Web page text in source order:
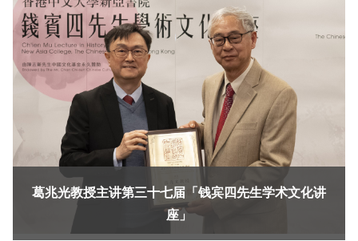
葛兆光教授主讲第三十七届「钱宾四先生学术文化讲
座」